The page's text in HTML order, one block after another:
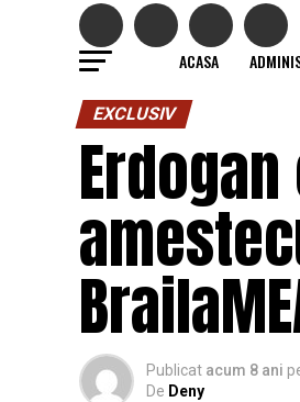
ACASA
EXCLUSIV
Publicat acum 8 ani
De Deny